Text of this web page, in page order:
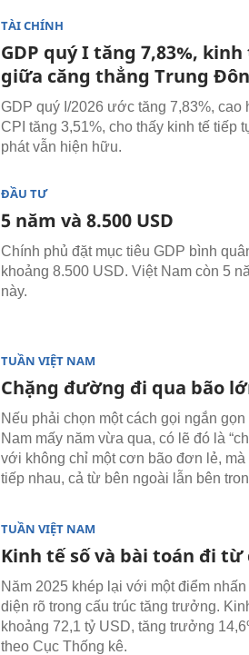
TÀI CHÍNH
GDP quý I tăng 7,83%,
giữa căng thẳng Trung
GDP quý I/2026 ước tăng 7,83%,
CPI tăng 3,51%, cho thấy kinh tế tiếp
phát vẫn hiện hữu.
ĐẦU TƯ
5 năm và 8.500 USD
Chính phủ đặt mục tiêu GDP bình
khoảng 8.500 USD. Việt Nam còn 5
này.
TUẦN VIỆT NAM
Chặng đường đi qua bão
Nếu phải chọn một cách gọi ngắn
Nam mấy năm vừa qua, có lẽ đó là
với không chỉ một cơn bão đơn lẻ,
tiếp nhau, cả từ bên ngoài lẫn bên
TUẦN VIỆT NAM
Kinh tế số và bài toán đi từ
Năm 2025 khép lại với một điểm
diện rõ trong cấu trúc tăng trưởng.
khoảng 72,1 tỷ USD, tăng trưởng
theo Cục Thống kê.